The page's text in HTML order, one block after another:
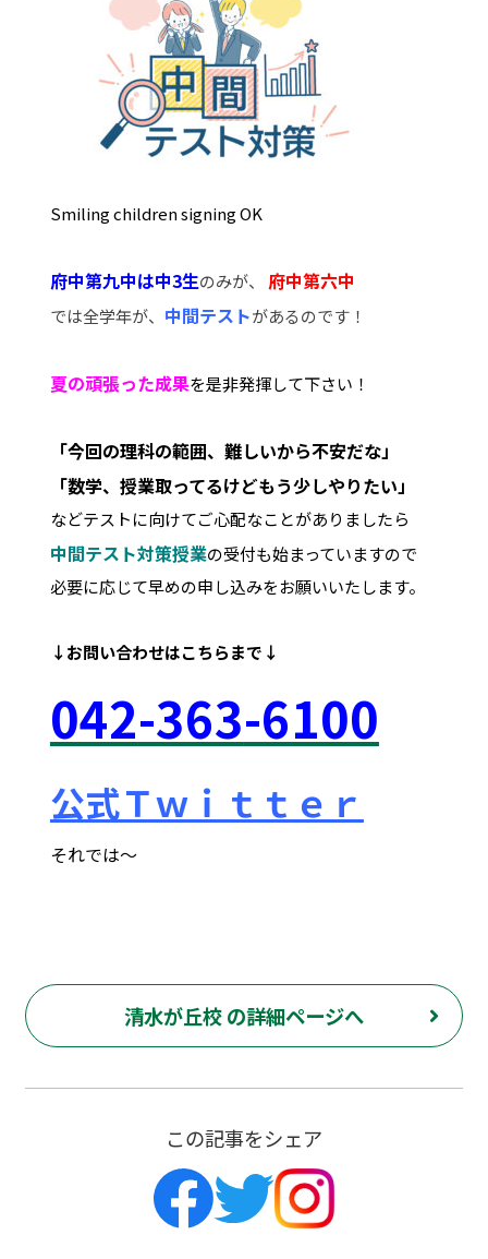
Smiling children signing OK
府中第九中は中3生のみが、 府中第六中
では全学年が、 中間テストがあるのです！
夏の頑張った成果を是非発揮して下さい！
「今回の理科の範囲、難しいから不安だな」
「数学、授業取ってるけどもう少しやりたい」
などテストに向けてご心配なことがありましたら
中間テスト対策授業の受付も始まっていますので
必要に応じて早めの申し込みをお願いいたします。
↓お問い合わせはこちらまで↓
042-363-6100
公式Ｔｗｉｔｔｅｒ
それでは～
清水が丘校 の詳細ページへ
この記事をシェア